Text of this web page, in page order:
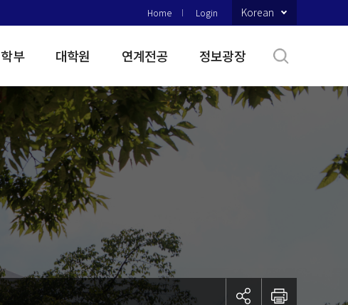
Home Login Korean
학부 대학원 연계전공 정보광장